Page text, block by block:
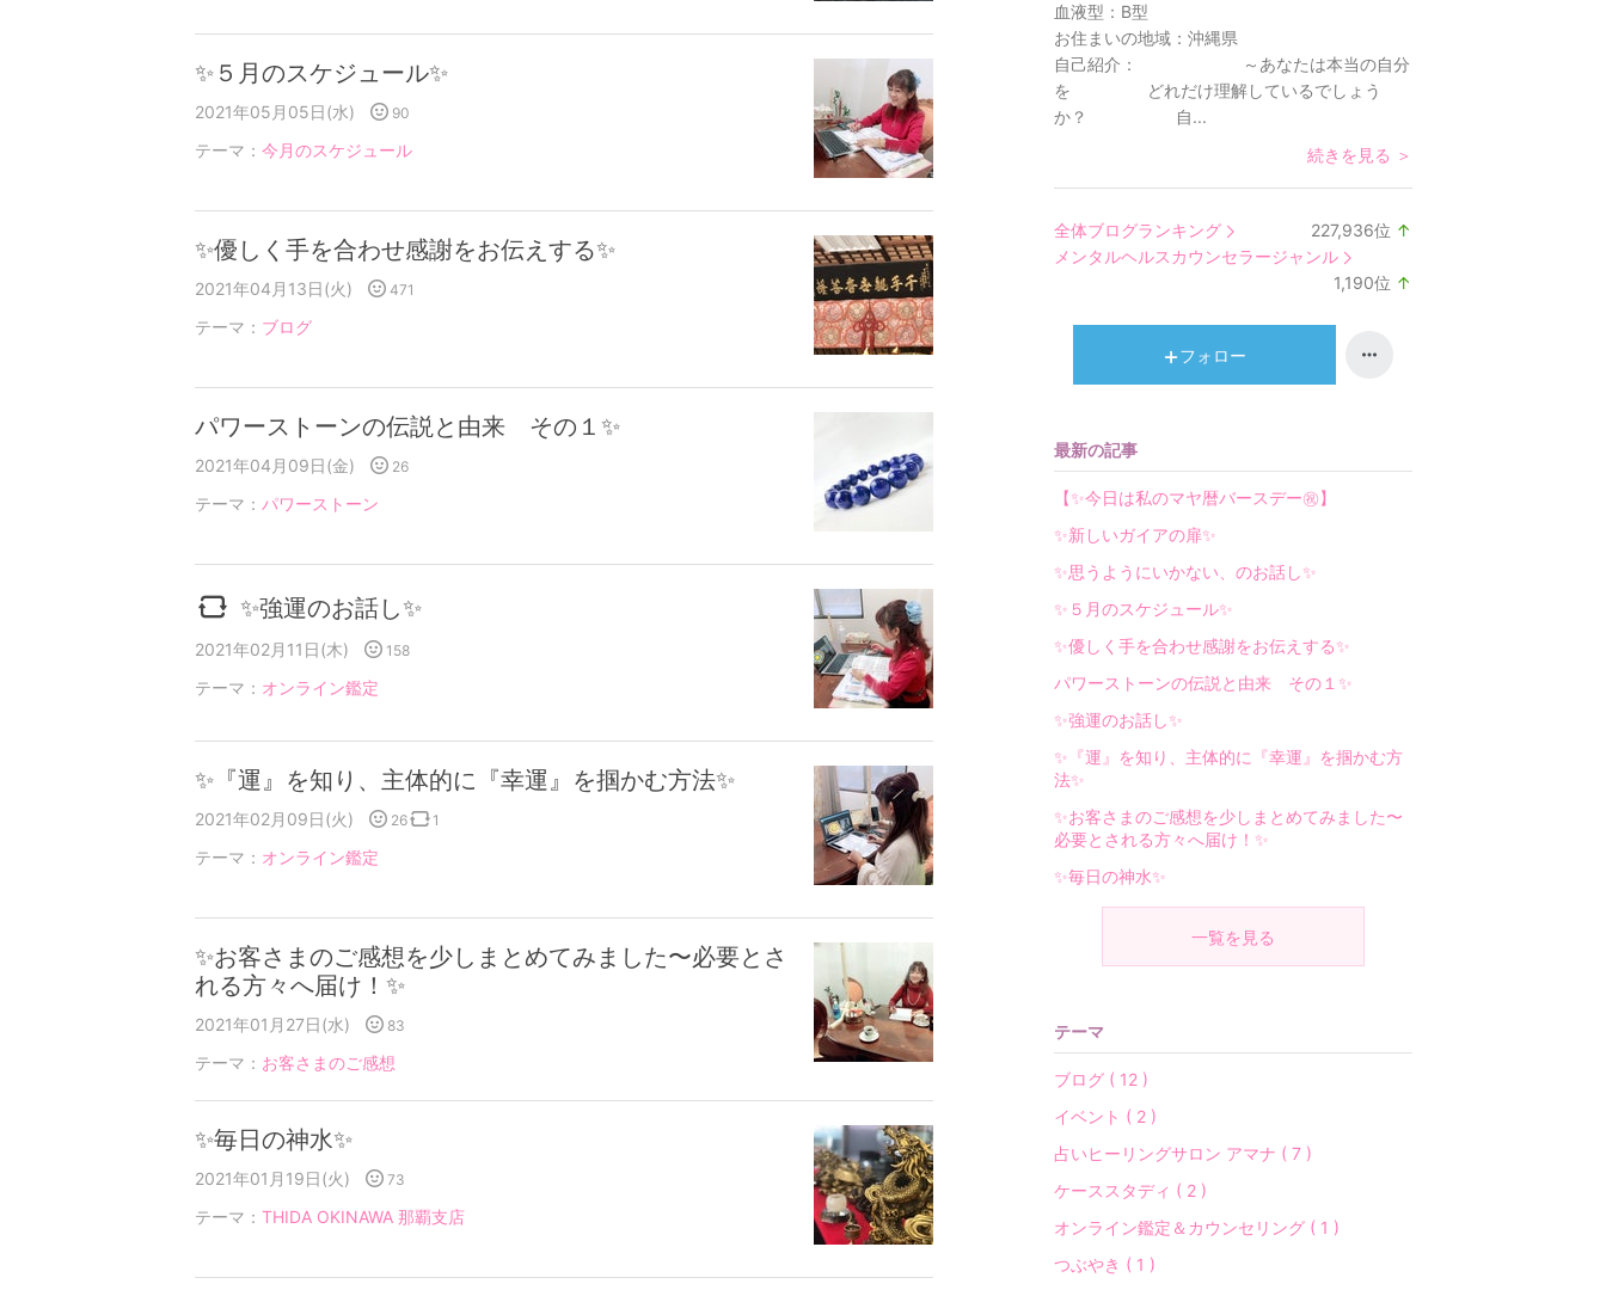
✨５月のスケジュール✨
2021年05月05日(水) 90
テーマ： 今月のスケジュール
✨優しく手を合わせ感謝をお伝えする✨
2021年04月13日(火) 471
テーマ： ブログ
パワーストーンの伝説と由来 その１✨
2021年04月09日(金) 26
テーマ： パワーストーン
✨強運のお話し✨
2021年02月11日(木) 158
テーマ： オンライン鑑定
✨『運』を知り、主体的に『幸運』を掴かむ方法✨
2021年02月09日(火) 26 1
テーマ： オンライン鑑定
✨お客さまのご感想を少しまとめてみました〜必要とさ
れる方々へ届け！✨
2021年01月27日(水) 83
テーマ： お客さまのご感想
✨毎日の神水✨
2021年01月19日(火) 73
テーマ： THIDA OKINAWA 那覇支店
血液型： B型
お住まいの地域： 沖縄県
自己紹介：
～あなたは本当の自分
を どれだけ理解しているでしょう
か？ 自...
続きを見る ＞
全体ブログランキング 227,936位 ↑
メンタルヘルスカウンセラージャンル
1,190位 ↑
フォロー
最新の記事
【✨今日は私のマヤ暦バースデー㊗】
✨新しいガイアの扉✨
✨思うようにいかない、のお話し✨
✨５月のスケジュール✨
✨優しく手を合わせ感謝をお伝えする✨
パワーストーンの伝説と由来 その１✨
✨強運のお話し✨
✨『運』を知り、主体的に『幸運』を掴かむ方
法✨
✨お客さまのご感想を少しまとめてみました〜
必要とされる方々へ届け！✨
✨毎日の神水✨
一覧を見る
テーマ
ブログ ( 12 )
イベント ( 2 )
占いヒーリングサロン アマナ ( 7 )
ケーススタディ ( 2 )
オンライン鑑定＆カウンセリング ( 1 )
つぶやき ( 1 )